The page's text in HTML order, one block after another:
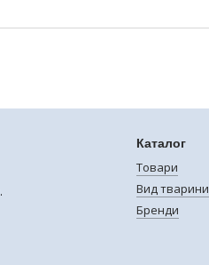
.
Каталог
Товари
Вид тварини
Бренди